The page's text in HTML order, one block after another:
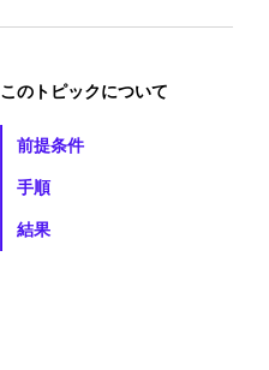
このトピックについて
前提条件
手順
結果